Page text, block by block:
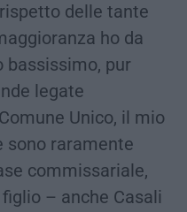
delle tante
ho da
bassissimo, pur
legate
Unico, il mio
sono raramente
commissariale,
– anche Casali